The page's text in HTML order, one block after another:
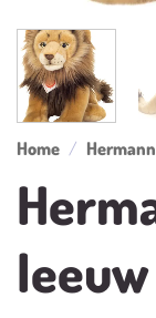
Home /
leeuw